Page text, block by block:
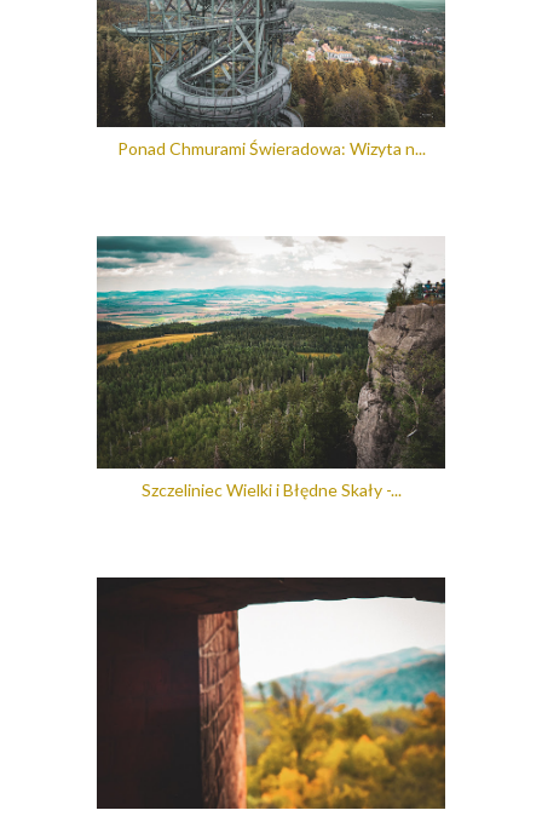
Ponad Chmurami Świeradowa: Wizyta n...
Szczeliniec Wielki i Błędne Skały -...